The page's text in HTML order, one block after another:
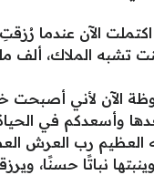
الآن عندما رُزقتِ
تشبه الملاك، ألف
الآن لأني أصبحت
وأسعدكم في
العظيم رب العرش
نباتًا حسنًا،